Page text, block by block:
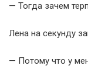
— Тогда зачем
Лена на секунду
— Потому что у